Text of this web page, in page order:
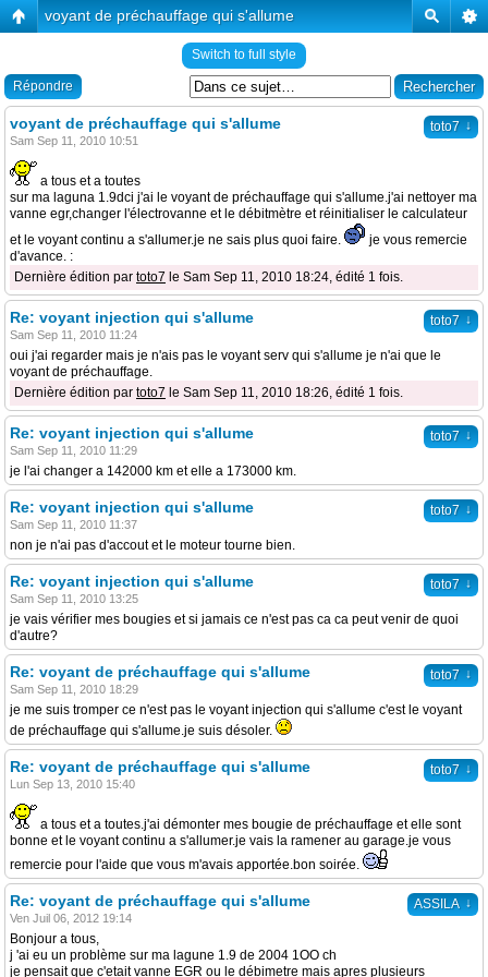
voyant de préchauffage qui s'allume
Switch to full style
Répondre
toto7 ↓
voyant de préchauffage qui s'allume
Sam Sep 11, 2010 10:51
a tous et a toutes
sur ma laguna 1.9dci j'ai le voyant de préchauffage qui s'allume.j'ai nettoyer ma
vanne egr,changer l'électrovanne et le débitmètre et réinitialiser le calculateur
et le voyant continu a s'allumer.je ne sais plus quoi faire.
je vous remercie
d'avance. :
Dernière édition par toto7 le Sam Sep 11, 2010 18:24, édité 1 fois.
toto7 ↓
Re: voyant injection qui s'allume
Sam Sep 11, 2010 11:24
oui j'ai regarder mais je n'ais pas le voyant serv qui s'allume je n'ai que le
voyant de préchauffage.
Dernière édition par toto7 le Sam Sep 11, 2010 18:26, édité 1 fois.
toto7 ↓
Re: voyant injection qui s'allume
Sam Sep 11, 2010 11:29
je l'ai changer a 142000 km et elle a 173000 km.
toto7 ↓
Re: voyant injection qui s'allume
Sam Sep 11, 2010 11:37
non je n'ai pas d'accout et le moteur tourne bien.
toto7 ↓
Re: voyant injection qui s'allume
Sam Sep 11, 2010 13:25
je vais vérifier mes bougies et si jamais ce n'est pas ca ca peut venir de quoi
d'autre?
toto7 ↓
Re: voyant de préchauffage qui s'allume
Sam Sep 11, 2010 18:29
je me suis tromper ce n'est pas le voyant injection qui s'allume c'est le voyant
de préchauffage qui s'allume.je suis désoler.
toto7 ↓
Re: voyant de préchauffage qui s'allume
Lun Sep 13, 2010 15:40
a tous et a toutes.j'ai démonter mes bougie de préchauffage et elle sont
bonne et le voyant continu a s'allumer.je vais la ramener au garage.je vous
remercie pour l'aide que vous m'avais apportée.bon soirée.
ASSILA ↓
Re: voyant de préchauffage qui s'allume
Ven Juil 06, 2012 19:14
Bonjour a tous,
j 'ai eu un problème sur ma lagune 1.9 de 2004 1OO ch
je pensait que c'etait vanne EGR ou le débimetre mais apres plusieurs